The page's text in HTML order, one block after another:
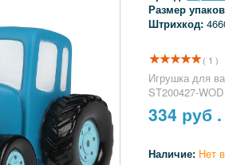
Размер
Штрихкод:
( 1 )
Игрушка для
ST200427-WOD
334 руб .
Наличие: Нет